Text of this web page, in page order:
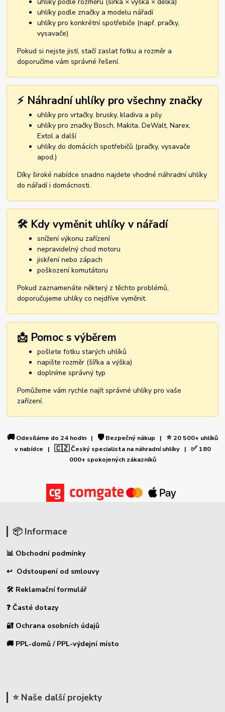
uhlíky podle značky a modelu nářadí
uhlíky pro konkrétní spotřebiče (např. pračky,
vysavače)
Pokud si nejste jistí, stačí zaslat fotku a rozměr a
doporučíme vám správné řešení.
⚡ Náhradní uhlíky pro všechny značky
uhlíky pro vrtačky, brusky, kladiva a pily
uhlíky pro značky Bosch, Makita, DeWalt, Narex,
Extol a další
uhlíky do domácích spotřebičů (pračky, vysavače
apod.)
Díky široké nabídce snadno najdete vhodné náhradní uhlíky
do nářadí i domácnosti.
🛠️ Kdy vyměnit uhlíky v nářadí
snížení výkonu zařízení
nepravidelný chod motoru
jiskření nebo zápach
poškození komutátoru
Pokud zaznamenáte některý z těchto problémů,
doporučujeme uhlíky co nejdříve vyměnit.
📩 Pomoc s výběrem
pošlete fotku starých uhlíků
napište rozměr (šířka a výška)
doplníme správný typ
Pomůžeme vám rychle najít správné uhlíky pro vaše
zařízení.
🚚 Odesíláme do 24 hodin | 🛡️Bezpečný nákup | ⭐20 500+ uhlíků
v nabídce | 🇨🇿Český specialista na náhradní uhlíky | ✅180
000+ spokojených zákazníků
📦 Informace
📊 Obchodní podmínky
↩ Odstoupení od smlouvy
🛠 Reklamační formulář
❓ Časté dotazy
🔐 Ochrana osobních údajů
🚚 PPL-domů / PPL-výdejní místo
⭐ Naše další projekty